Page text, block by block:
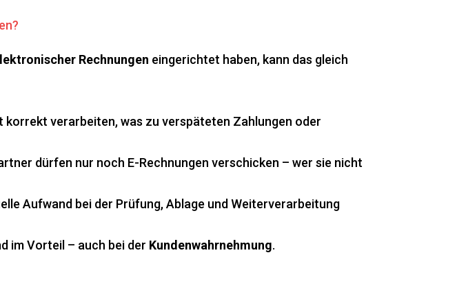
Rechnungen eingerichtet haben, kann das gleich
korrekt verarbeiten, was zu verspäteten Zahlungen oder
dürfen nur noch E-Rechnungen verschicken – wer sie nicht
Aufwand bei der Prüfung, Ablage und Weiterverarbeitung
im Vorteil – auch bei der Kundenwahrnehmung.